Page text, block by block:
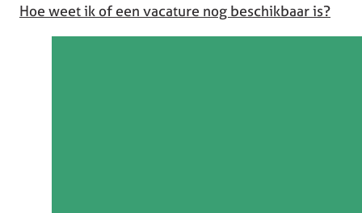
Hoe weet ik of een vacature nog beschikbaar is?